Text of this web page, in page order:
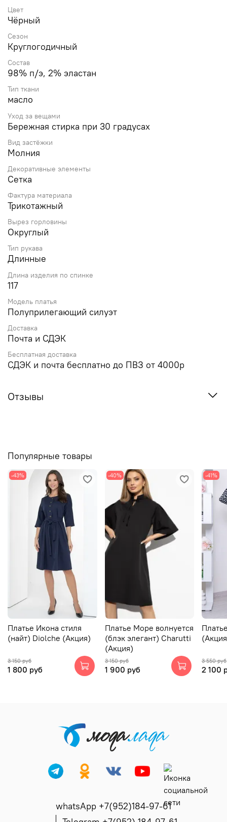
Цвет
Чёрный
Сезон
Круглогодичный
Состав
98% п/э, 2% эластан
Тип ткани
масло
Уход за вещами
Бережная стирка при 30 градусах
Вид застёжки
Молния
Декоративные элементы
Сетка
Фактура материала
Трикотажный
Вырез горловины
Округлый
Тип рукава
Длинные
Длина изделия по спинке
117
Модель платья
Полуприлегающий силуэт
Доставка
Почта и СДЭК
Бесплатная доставка
СДЭК и почта бесплатно до ПВЗ от 4000р
Отзывы
Популярные товары
-43%
Платье Икона стиля
(найт) Diolche (Акция)
3 150 руб
1 800 руб
-40%
Платье Море волнуется
(блэк элегант) Charutti
(Акция)
3 150 руб
1 900 руб
-41%
3 550 руб
2 100
whatsApp +7(952)184-97-61